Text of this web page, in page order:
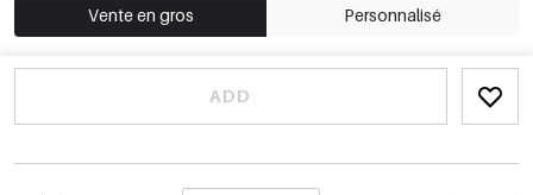
Vente en gros Personnalisé
ADD